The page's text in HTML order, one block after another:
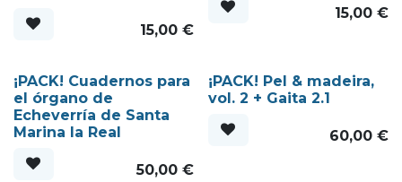
15,00€
15,00€
¡PACK! Cuadernos para
el órgano de
Echeverría de Santa
Marina la Real
50,00€
¡PACK! Pel & madeira,
vol. 2 + Gaita 2.1
60,00€